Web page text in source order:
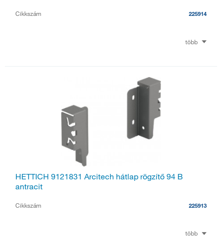
Cikkszám 225914
több
HETTICH 9121831 Arcitech hátlap rögzítő 94 B
antracit
Cikkszám 225913
több